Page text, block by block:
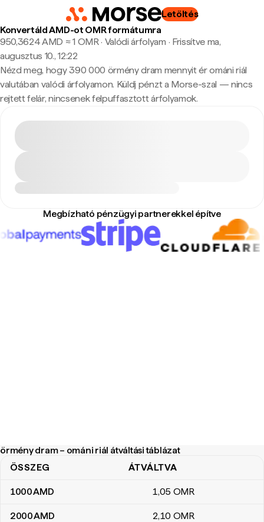
Letöltés
Konvertáld AMD-ot OMR formátumra
950,3624 AMD ≈ 1 OMR · Valódi árfolyam · Frissítve ma,
augusztus 10., 12:22
Nézd meg, hogy 390 000 örmény dram mennyit ér ománi riál
valutában valódi árfolyamon. Küldj pénzt a Morse-szal — nincs
rejtett felár, nincsenek felpuffasztott árfolyamok.
Megbízható pénzügyi partnerekkel építve
örmény dram – ománi riál átváltási táblázat
örmény dram – ománi riál átváltási táblázat
ÖSSZEG ÁTVÁLTVA
1000AMD 1,05 OMR
2000AMD 2,10 OMR